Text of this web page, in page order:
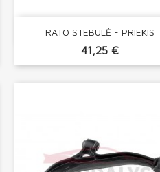
RATO STEBULĖ - PRIEKIS
41,25 €
 Greita peržiūra